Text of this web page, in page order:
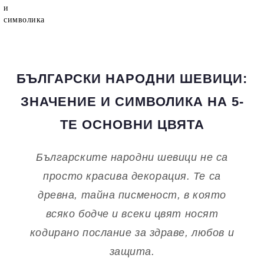
БЪЛГАРСКИ НАРОДНИ ШЕВИЦИ:
ЗНАЧЕНИЕ И СИМВОЛИКА НА 5-
ТЕ ОСНОВНИ ЦВЯТА
Българските народни шевици не са
просто красива декорация. Те са
древна, тайна писменост, в която
всяко бодче и всеки цвят носят
кодирано послание за здраве, любов и
защита.